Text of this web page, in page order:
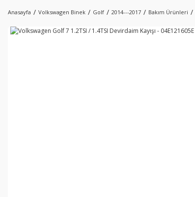
Anasayfa Volkswagen Binek Golf 2014---2017 Bakım Ürünleri